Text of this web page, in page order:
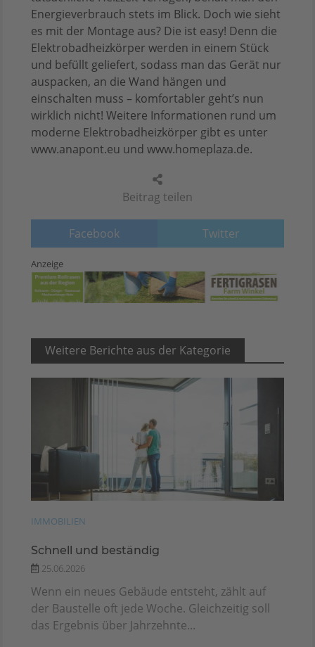
Beitrag teilen
Facebook Twitter
Energieverbrauch stets im Blick. Doch wie sieht
es mit der Montage aus? Die ist easy! Denn die
Elektrobadheizkörper werden in einem Stück
und befüllt geliefert, sodass man das Gerät nur
auspacken, an die Wand hängen und
einschalten muss – komfortabler geht’s nun
wirklich nicht! Weitere Informationen rund um
moderne Elektrobadheizkörper gibt es unter
www.anapont.eu und www.homeplaza.de.
Anzeige
Weitere Berichte aus der Kategorie
IMMOBILIEN
Schnell und beständig
25.06.2026
Wenn ein neues Gebäude entsteht, zählt auf
der Baustelle oft jede Woche. Gleichzeitig soll
das Ergebnis über Jahrzehnte...